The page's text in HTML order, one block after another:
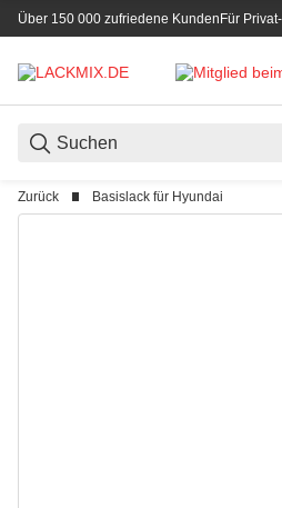
Über 150 000 zufriedene KundenFür
Zurück Basislack für Hyundai